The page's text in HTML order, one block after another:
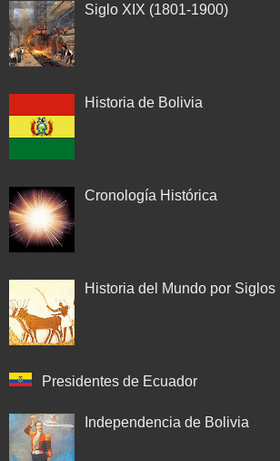
Siglo XIX (1801-1900)
Historia de Bolivia
Cronología Histórica
Historia del Mundo por Siglos
Presidentes de Ecuador
Independencia de Bolivia